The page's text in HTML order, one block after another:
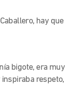
hay que
bigote, era muy
respeto,